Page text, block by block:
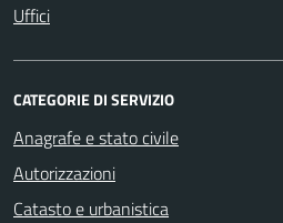
Uffici
CATEGORIE DI SERVIZIO
Anagrafe e stato civile
Autorizzazioni
Catasto e urbanistica